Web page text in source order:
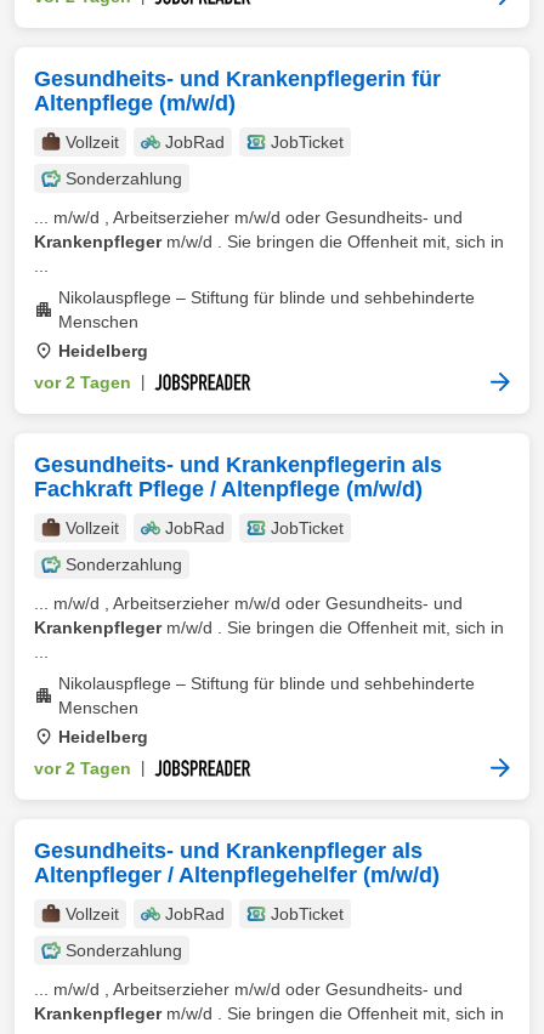
Gesundheits- und Krankenpflegerin für
Altenpflege (m/w/d)
Vollzeit JobRad
JobTicket
Sonderzahlung
... m/w/d , Arbeitserzieher m/w/d oder Gesundheits- und
Krankenpflegerm/w/d . Sie bringen die Offenheit mit, sich in
Nikolauspflege – Stiftung für blinde und sehbehinderte
Menschen
Heidelberg
vor 2 Tagen
Gesundheits- und Krankenpflegerin als
Fachkraft Pflege / Altenpflege (m/w/d)
Vollzeit JobRad
JobTicket
Sonderzahlung
... m/w/d , Arbeitserzieher m/w/d oder Gesundheits- und
Krankenpflegerm/w/d . Sie bringen die Offenheit mit, sich in
Nikolauspflege – Stiftung für blinde und sehbehinderte
Menschen
Heidelberg
vor 2 Tagen
Gesundheits- und Krankenpfleger als
Altenpfleger / Altenpflegehelfer (m/w/d)
Vollzeit JobRad
JobTicket
Sonderzahlung
... m/w/d , Arbeitserzieher m/w/d oder Gesundheits- und
Krankenpflegerm/w/d . Sie bringen die Offenheit mit, sich in